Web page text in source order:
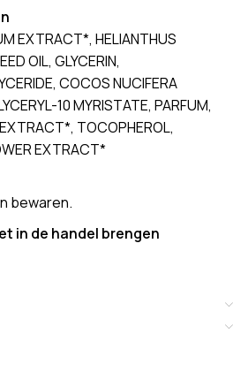
EXTRACT*, HELIANTHUS
OIL, GLYCERIN,
COCOS NUCIFERA
10 MYRISTATE, PARFUM,
TOCOPHEROL,
EXTRACT*
bewaren.
in de handel brengen